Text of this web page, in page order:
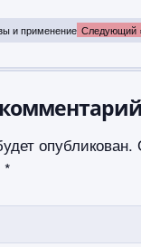
и применение Следующий
опубликован.
*